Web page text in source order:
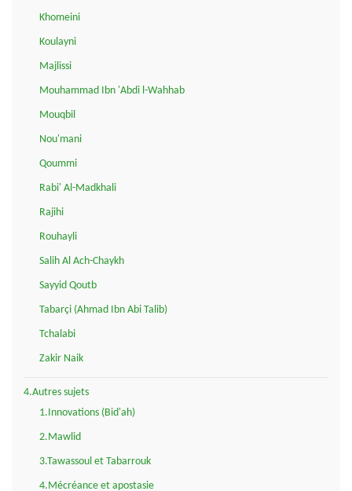
Khomeini
Koulayni
Majlissi
Mouhammad Ibn 'Abdi l-Wahhab
Mouqbil
Nou'mani
Qoummi
Rabi' Al-Madkhali
Rajihi
Rouhayli
Salih Al Ach-Chaykh
Sayyid Qoutb
Tabarçi (Ahmad Ibn Abi Talib)
Tchalabi
Zakir Naik
4.Autres sujets
1.Innovations (Bid'ah)
2.Mawlid
3.Tawassoul et Tabarrouk
4.Mécréance et apostasie